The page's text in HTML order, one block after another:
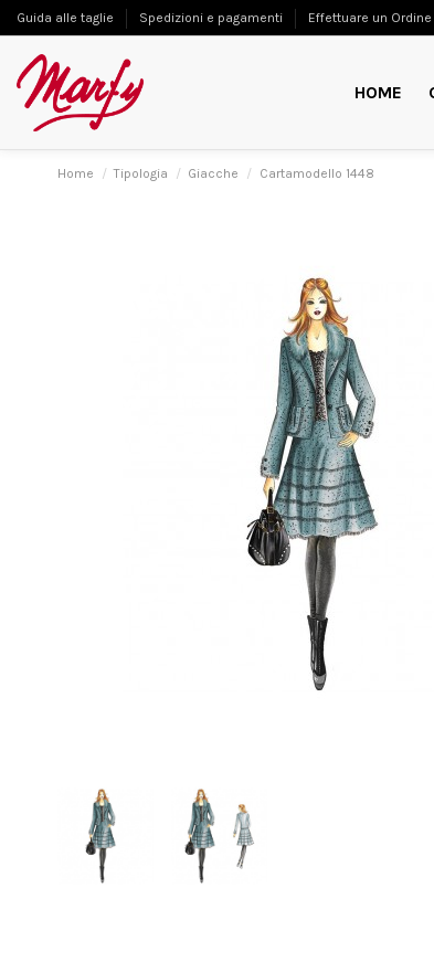
Guida alle taglie Spedizioni e pagamenti Effettuare un Ordine
HOME
Home Tipologia Giacche Cartamodello 1448